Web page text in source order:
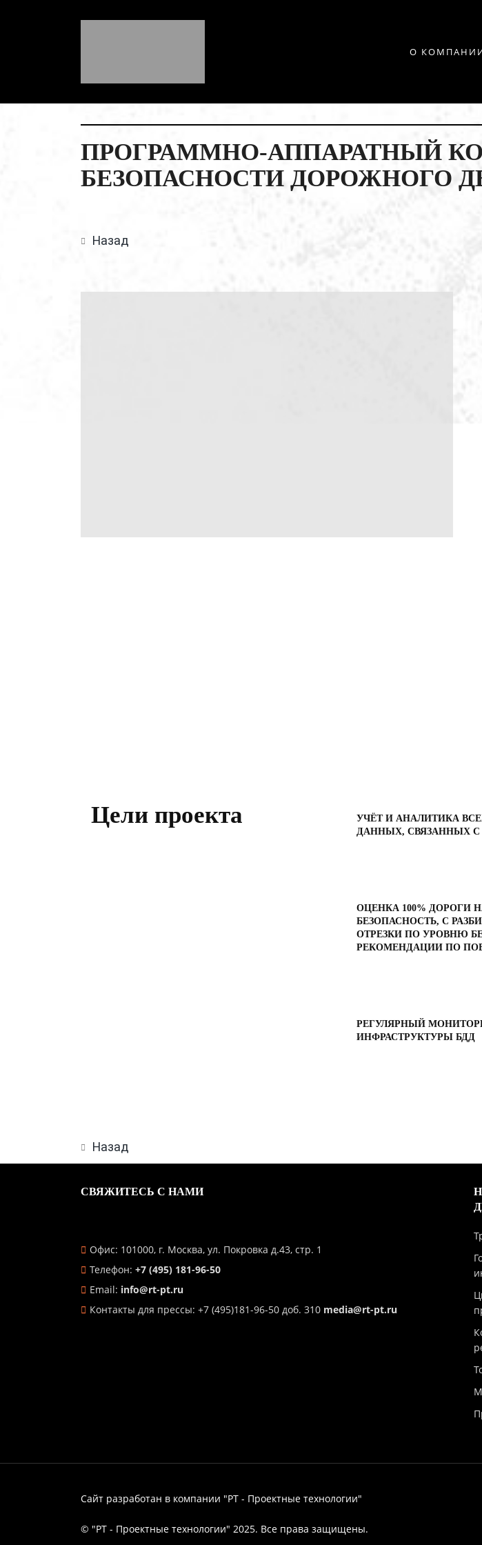
О
ПРОГРАММНО-АППАРАТНЫЙ
БЕЗОПАСНОСТИ ДОРОЖНОГО
Назад
Цели проекта
УЧЁТ И АНАЛИТИКА
ДАННЫХ, СВЯЗАННЫХ С
ОЦЕНКА 100% ДОРОГИ
БЕЗОПАСНОСТЬ, С
ОТРЕЗКИ ПО УРОВНЮ
РЕКОМЕНДАЦИИ ПО
РЕГУЛЯРНЫЙ
ИНФРАСТРУКТУРЫ БДД
Назад
СВЯЖИТЕСЬ С НАМИ
Офис: 101000, г. Москва, ул. Покровка д.43, стр. 1
Телефон: +7 (495) 181-96-50
Email: info@rt-pt.ru
Контакты для прессы: +7 (495)181-96-50 доб. 310 media@rt-pt.ru
Сайт разработан в компании "РТ - Проектные технологии"
© "РТ - Проектные технологии" 2025. Все права защищены.